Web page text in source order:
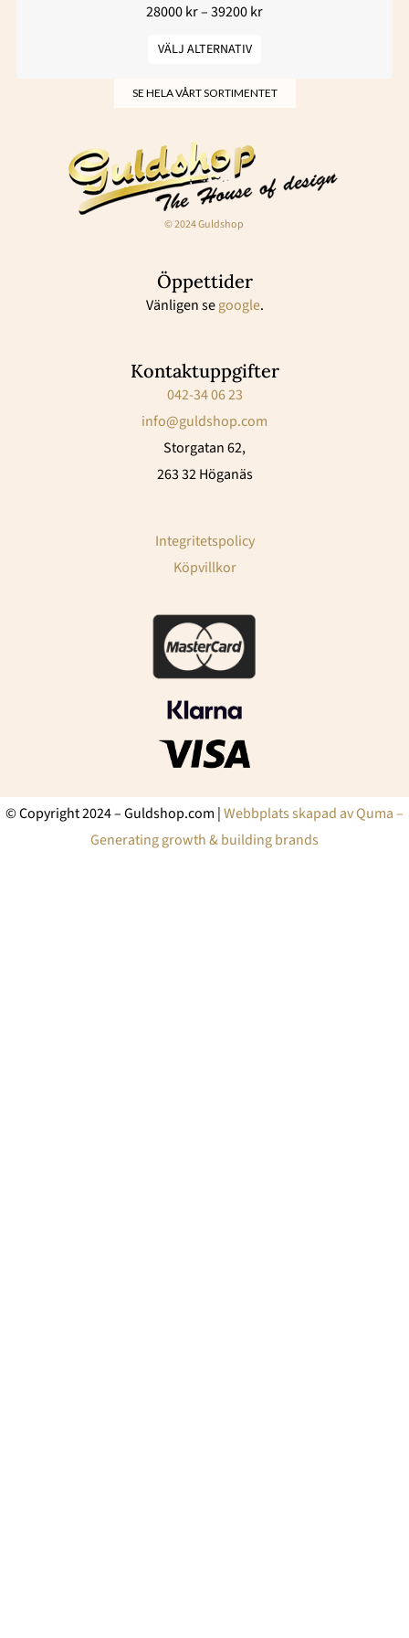
28000kr–39200kr
VÄLJ ALTERNATIV
SE HELA VÅRT SORTIMENTET
© 2024 Guldshop
Öppettider
Vänligen segoogle.
Kontaktuppgifter
042-34 06 23
info@guldshop.com
Storgatan 62,
263 32 Höganäs
Integritetspolicy
Köpvillkor
© Copyright 2024 – Guldshop.com |Webbplats skapad av Quma –
Generating growth & building brands